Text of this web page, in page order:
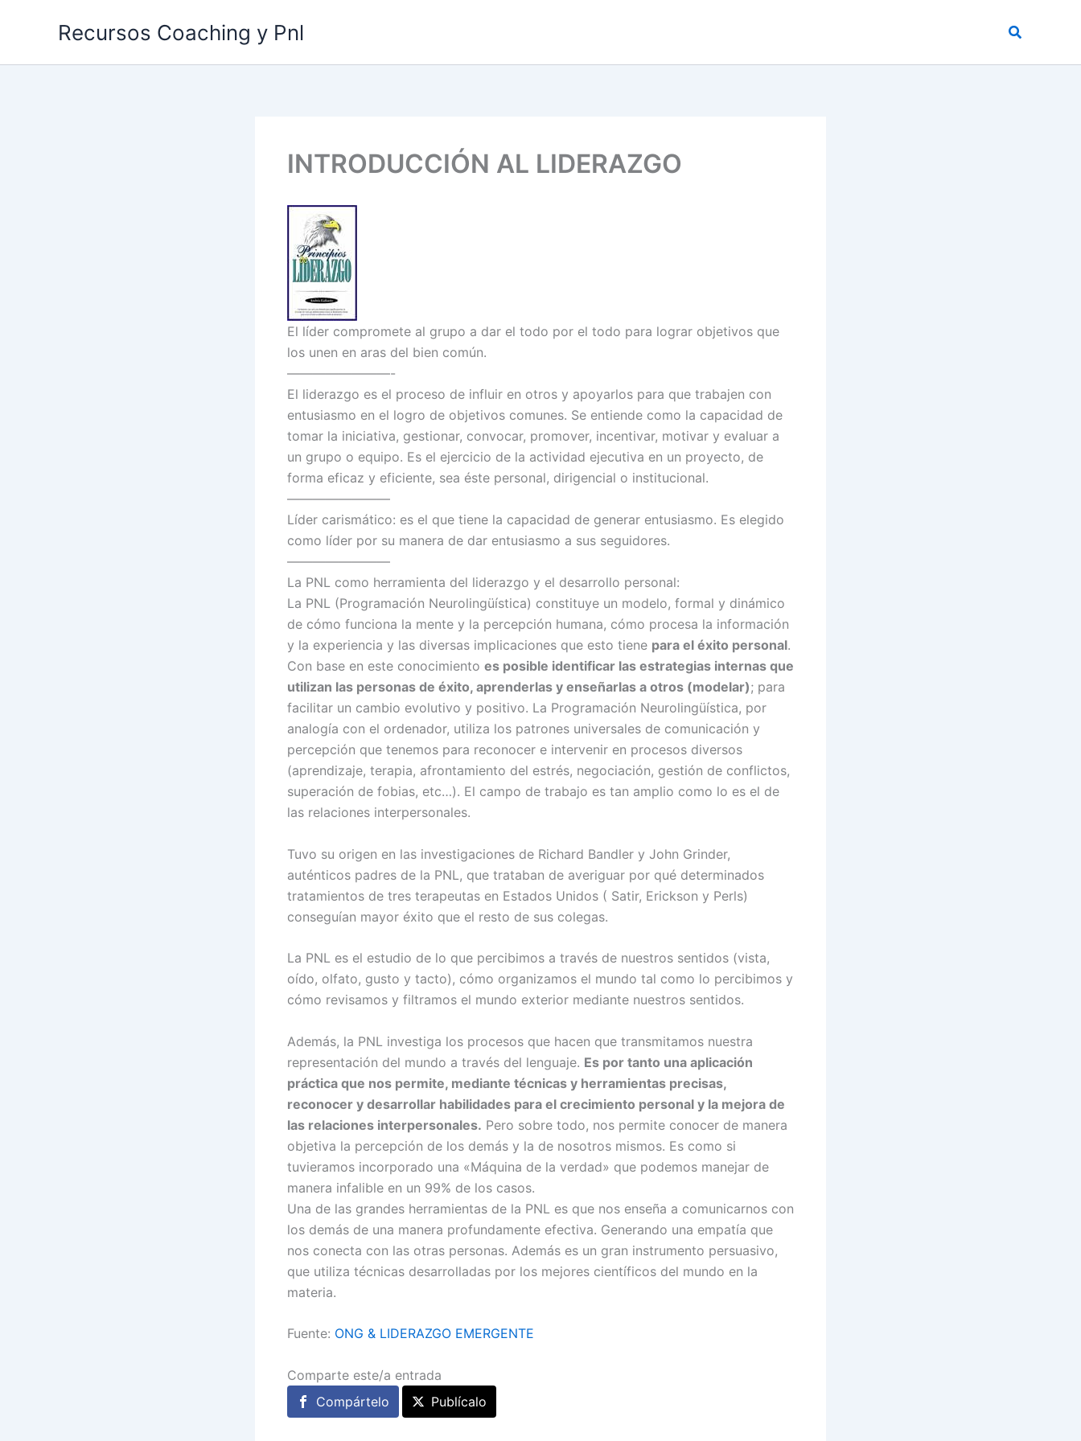
Recursos Coaching y Pnl Buscar
INTRODUCCIÓN AL LIDERAZGO
El líder compromete al grupo a dar el todo por el todo para lograr objetivos que
los unen en aras del bien común.
————————-
El liderazgo es el proceso de influir en otros y apoyarlos para que trabajen con
entusiasmo en el logro de objetivos comunes. Se entiende como la capacidad de
tomar la iniciativa, gestionar, convocar, promover, incentivar, motivar y evaluar a
un grupo o equipo. Es el ejercicio de la actividad ejecutiva en un proyecto, de
forma eficaz y eficiente, sea éste personal, dirigencial o institucional.
————————
Líder carismático: es el que tiene la capacidad de generar entusiasmo. Es elegido
como líder por su manera de dar entusiasmo a sus seguidores.
————————
La PNL como herramienta del liderazgo y el desarrollo personal:
La PNL (Programación Neurolingüística) constituye un modelo, formal y dinámico
de cómo funciona la mente y la percepción humana, cómo procesa la información
y la experiencia y las diversas implicaciones que esto tiene para el éxito personal.
Con base en este conocimiento es posible identificar las estrategias internas que
utilizan las personas de éxito, aprenderlas y enseñarlas a otros (modelar); para
facilitar un cambio evolutivo y positivo. La Programación Neurolingüística, por
analogía con el ordenador, utiliza los patrones universales de comunicación y
percepción que tenemos para reconocer e intervenir en procesos diversos
(aprendizaje, terapia, afrontamiento del estrés, negociación, gestión de conflictos,
superación de fobias, etc…). El campo de trabajo es tan amplio como lo es el de
las relaciones interpersonales.
Tuvo su origen en las investigaciones de Richard Bandler y John Grinder,
auténticos padres de la PNL, que trataban de averiguar por qué determinados
tratamientos de tres terapeutas en Estados Unidos ( Satir, Erickson y Perls)
conseguían mayor éxito que el resto de sus colegas.
La PNL es el estudio de lo que percibimos a través de nuestros sentidos (vista,
oído, olfato, gusto y tacto), cómo organizamos el mundo tal como lo percibimos y
cómo revisamos y filtramos el mundo exterior mediante nuestros sentidos.
Además, la PNL investiga los procesos que hacen que transmitamos nuestra
representación del mundo a través del lenguaje. Es por tanto una aplicación
práctica que nos permite, mediante técnicas y herramientas precisas,
reconocer y desarrollar habilidades para el crecimiento personal y la mejora de
las relaciones interpersonales. Pero sobre todo, nos permite conocer de manera
objetiva la percepción de los demás y la de nosotros mismos. Es como si
tuvieramos incorporado una «Máquina de la verdad» que podemos manejar de
manera infalible en un 99% de los casos.
Una de las grandes herramientas de la PNL es que nos enseña a comunicarnos con
los demás de una manera profundamente efectiva. Generando una empatía que
nos conecta con las otras personas. Además es un gran instrumento persuasivo,
que utiliza técnicas desarrolladas por los mejores científicos del mundo en la
materia.
Fuente: ONG & LIDERAZGO EMERGENTE
Comparte este/a entrada
Compártelo
Publícalo